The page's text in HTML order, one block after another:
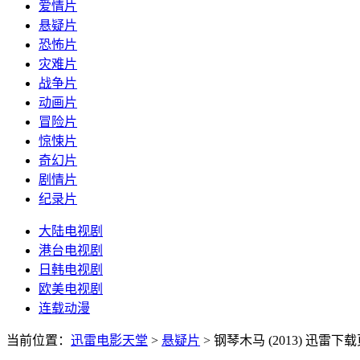
爱情片
悬疑片
恐怖片
灾难片
战争片
动画片
冒险片
惊悚片
奇幻片
剧情片
纪录片
大陆电视剧
港台电视剧
日韩电视剧
欧美电视剧
连载动漫
当前位置： 迅雷电影天堂 > 悬疑片 > 钢琴木马 (2013) 迅雷下载